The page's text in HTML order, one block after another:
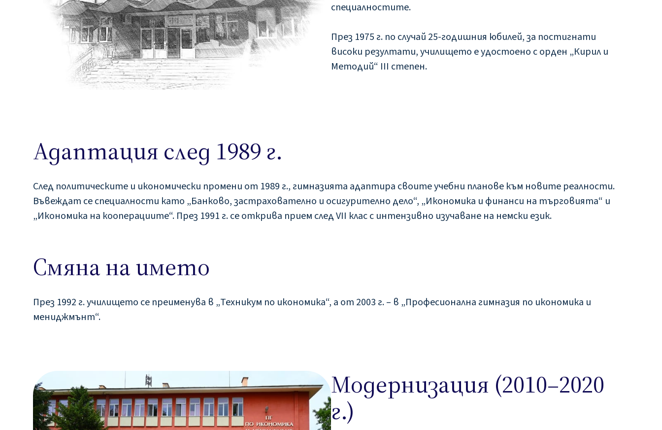
специалностите.
През 1975 г. по случай 25-годишния юбилей, за постигнати
високи резултати, училището е удостоено с орден „Кирил и
Методий“ III степен.
Адаптация след 1989 г.
След политическите и икономически промени от 1989 г., гимназията адаптира своите учебни планове към новите реалности.
Въвеждат се специалности като „Банково, застрахователно и осигурително дело“, „Икономика и финанси на търговията“ и
„Икономика на кооперациите“. През 1991 г. се открива прием след VII клас с интензивно изучаване на немски език.
Смяна на името
През 1992 г. училището се преименува в „Техникум по икономика“, а от 2003 г. – в „Професионална гимназия по икономика и
мениджмънт“.
Модернизация (2010–2020
г.)